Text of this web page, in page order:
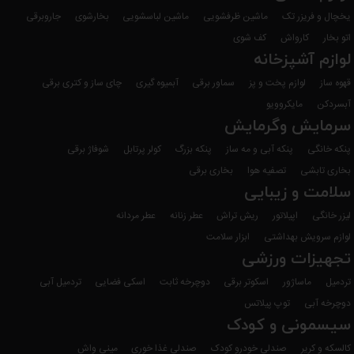
پنل لمسی دیجیتال برای کنترل آسان و مدرن
موتور قدرتمند 800 وات برای آب‌گیری سریع و مؤثر
قفل ایمنی برای افزایش ایمنی استفاده
پایه‌های ضد لغزش برای ثبات بیشتر دستگاه
محفظه ورودی بزرگ برای ورود کامل میوه‌ها
یخچال و فریزر تک ماشین ظرفشویی ماشین لباسشویی بخارشوی
جاروبرقی
اتو بخار
کارواش کف شوی
لوازم آشپزخانه
قهوه ساز لوازم پخت و پز سماور برقی آبمیوه گیری
چای ساز و کتری برقی
آبسردکن
مایکروویو
سرمایش وگرمایش
پنکه خانگی پنکه آبی و مه ساز پنکه بزرگ کولر پرتابل
شوفاژ برقی
بخاری تابشی
تصفیه هوا بخاری برقی
سلامت و زیبایی
لیزر خانگی اپیلاتور ریش تراش عطر زنانه
عطر مردانه
لوازم سرویش بهداشتی
ابزار سلامت
تجهیزات ورزشی
تردمیل ماساژور اسکوتر برقی دوچرخه ثابت اسکی فضایی
تردمیل آبی
دوچرخه آبی
توپ پیلاتس
سیسمونی و کودک
کالسکه و کریر صندلی خودرو کودک صندلی غذا خوری مینی واش